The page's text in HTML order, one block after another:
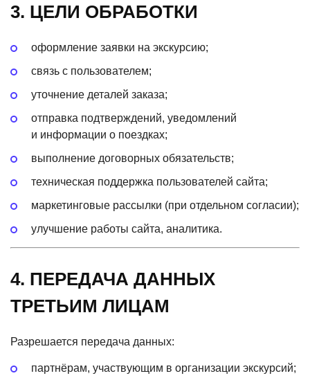
3. ЦЕЛИ ОБРАБОТКИ
оформление заявки на экскурсию;
связь с пользователем;
уточнение деталей заказа;
отправка подтверждений, уведомлений
и информации о поездках;
выполнение договорных обязательств;
техническая поддержка пользователей сайта;
маркетинговые рассылки (при отдельном согласии);
улучшение работы сайта, аналитика.
4. ПЕРЕДАЧА ДАННЫХ
ТРЕТЬИМ ЛИЦАМ
Разрешается передача данных:
партнёрам, участвующим в организации экскурсий;